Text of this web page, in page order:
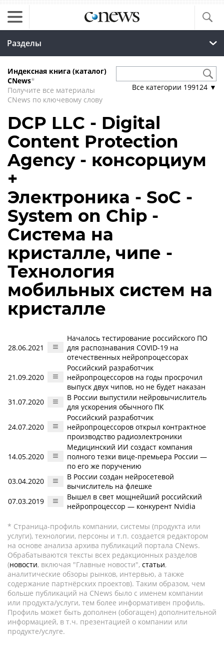
Разделы
Индексная книга (каталог)
CNews*
Получите все материалы
CNews по ключевому слову
Все категории 199124 ▼
DCP LLC - Digital
Content Protection
Agency - консорциум
+
Электроника - SoC -
System on Chip -
Система на
кристалле, чипе -
Технология
мобильных систем на
кристалле
28.06.2021
Началось тестирование российского ПО
для распознавания COVID-19 на
отечественных нейропроцессорах
21.09.2020
Российский разработчик
нейропроцессоров на годы просрочил
выпуск двух чипов, но не будет наказан
31.07.2020
В России выпустили нейровычислитель
для ускорения обычного ПК
24.07.2020
Российский разработчик
нейропроцессоров открыл контрактное
производство радиоэлектроники
14.05.2020
Медицинский ИИ создаст компания
полного тезки вице-премьера России —
по его же поручению
03.04.2020
В России создан нейросетевой
вычислитель на флешке
07.03.2019
Вышел в свет мощнейший российский
нейропроцессор — конкурент Nvidia
* Страница-профиль компании, системы (продукта или
услуги), технологии, персоны и т.п. создается редактором
на основе анализа архива публикаций портала CNews.
Обрабатываются тексты всех редакционных разделов
(новости, включая "Главные новости", статьи,
аналитические обзоры рынков, интервью, а также
содержание партнёрских проектов). Таким образом, чем
больше публикаций на CNews было с именем компании
или продукта/услуги, тем более информативен профиль.
Профиль может быть дополнен (обогащен) дополнительной
информацией, в т.ч. презентацией о компании или
продукте/услуге.